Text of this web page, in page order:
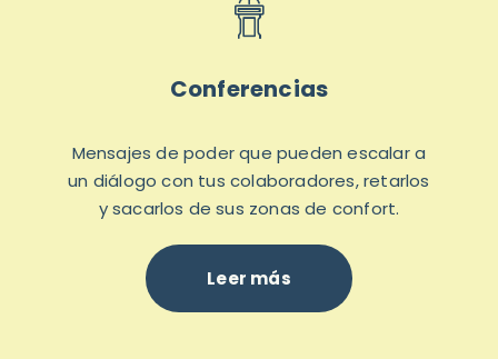
Conferencias
Mensajes de poder que pueden escalar a
un diálogo con tus colaboradores, retarlos
y sacarlos de sus zonas de confort.
Leer más